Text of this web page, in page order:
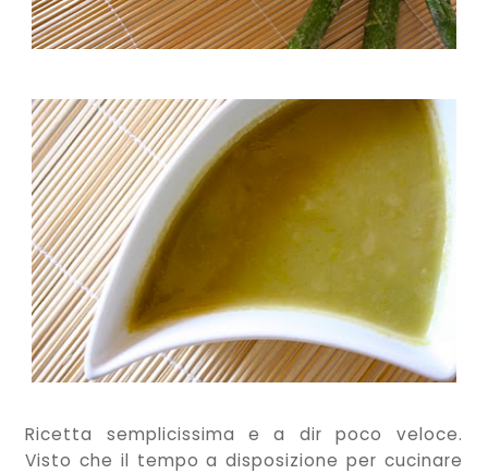
Ricetta semplicissima e a dir poco veloce.
Visto che il tempo a disposizione per cucinare